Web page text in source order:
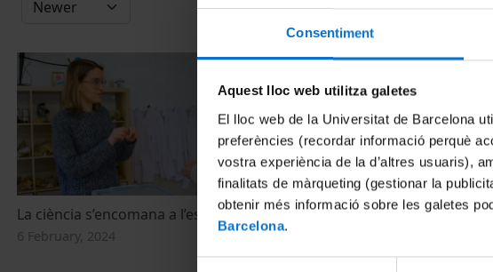
Consentiment
Aquest lloc web utilitza galetes
El lloc web de la Universitat de Barcelona
preferències (recordar informació perquè
vostra experiència de la d’altres usuaris),
finalitats de màrqueting (gestionar la
obtenir més informació sobre les galetes
Barcelona.
La ciència s’encomana a l’escola
6 February, 2024
Canvi climàtic i salut
17 July, 2023